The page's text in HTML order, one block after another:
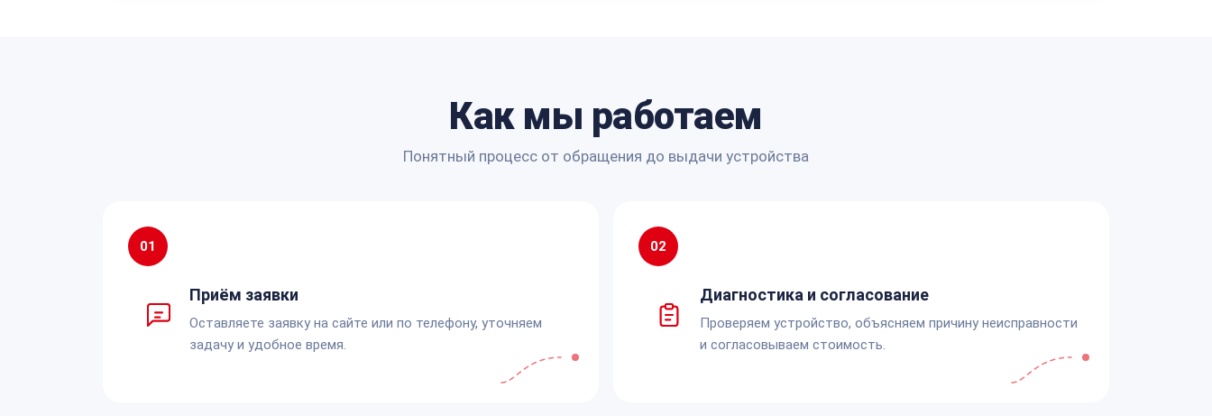
Как мы работаем
Понятный процесс от обращения до выдачи устройства
01
Приём заявки
Оставляете заявку на сайте или по телефону, уточняем
задачу и удобное время.
02
Диагностика и согласование
Проверяем устройство, объясняем причину неисправности
и согласовываем стоимость.